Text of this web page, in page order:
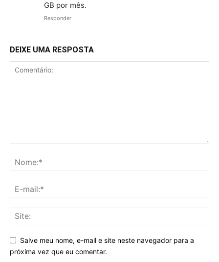
GB por mês.
Responder
DEIXE UMA RESPOSTA
Salve meu nome, e-mail e site neste navegador para a
próxima vez que eu comentar.